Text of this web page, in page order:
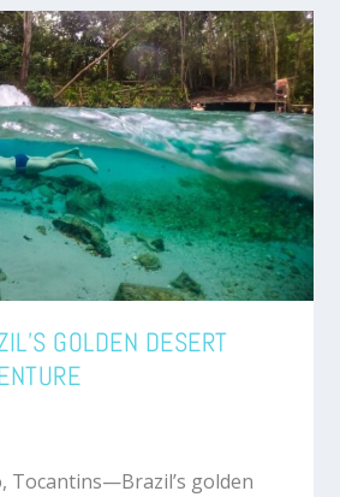
GOLDEN DESERT
Tocantins—Brazil’s golden